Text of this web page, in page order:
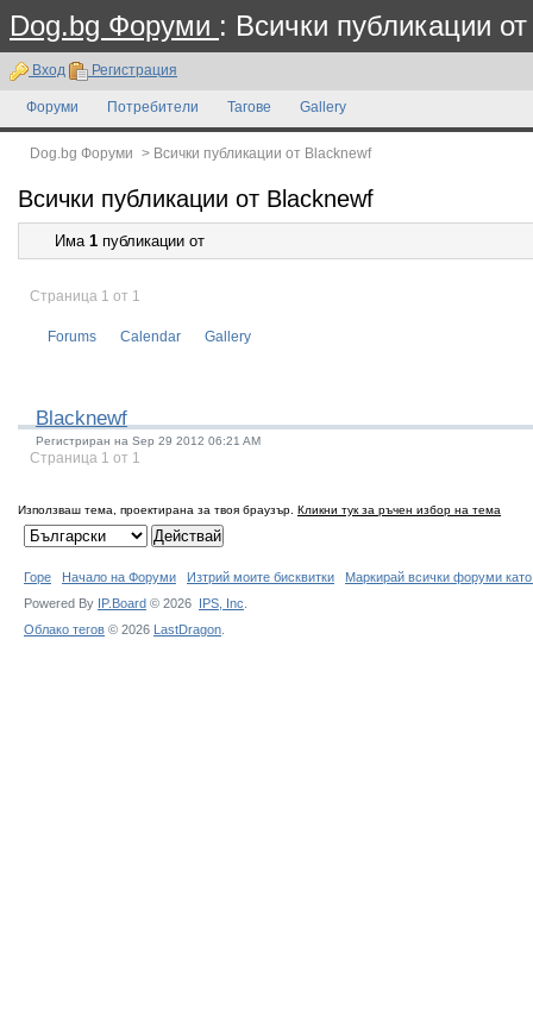
Dog.bg Форуми : Всички публикации
Вход Регистрация
Форуми Потребители Тагове Gallery
Dog.bg Форуми > Всички публикации от Blacknewf
Всички публикации от Blacknewf
Има 1 публикации от
Страница 1 от 1
Forums Calendar Gallery
Blacknewf
Регистриран на Sep 29 2012 06:21 AM
Страница 1 от 1
Използваш тема, проектирана за твоя браузър. Кликни тук за ръчен избор на тема
Горе Начало на Форуми Изтрий моите бисквитки
Маркирай всички форуми
Powered By IP.Board © 2026 IPS, Inc
Облако тегов © 2026 LastDragon